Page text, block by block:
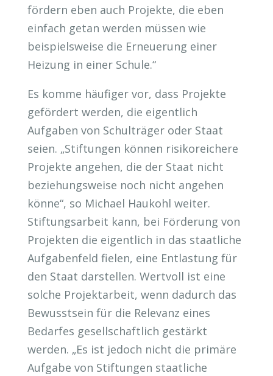
fördern eben auch Projekte, die eben
einfach getan werden müssen wie
beispielsweise die Erneuerung einer
Heizung in einer Schule.“
Es komme häufiger vor, dass Projekte
gefördert werden, die eigentlich
Aufgaben von Schulträger oder Staat
seien. „Stiftungen können risikoreichere
Projekte angehen, die der Staat nicht
beziehungsweise noch nicht angehen
könne“, so Michael Haukohl weiter.
Stiftungsarbeit kann, bei Förderung von
Projekten die eigentlich in das staatliche
Aufgabenfeld fielen, eine Entlastung für
den Staat darstellen. Wertvoll ist eine
solche Projektarbeit, wenn dadurch das
Bewusstsein für die Relevanz eines
Bedarfes gesellschaftlich gestärkt
werden. „Es ist jedoch nicht die primäre
Aufgabe von Stiftungen staatliche